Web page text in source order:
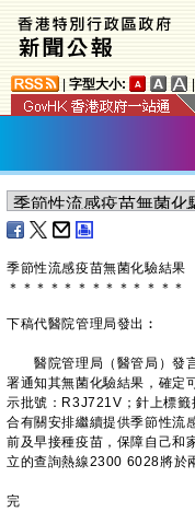
字型大小:
季節性流感疫苗無菌化驗結果
＊ ＊ ＊ ＊ ＊ ＊ ＊ ＊ ＊ ＊ ＊ ＊ ＊
下稿代醫院管理局發出︰
醫院管理局（醫管局）發言
署通知其無菌化驗結果，確定
示批號：R3J721V；針上標
合有關安排繼續提供季節性流
前及早接種疫苗，保障自己和
立的查詢熱線2300 6028將於
完